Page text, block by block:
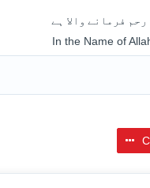
فرمانے والا ہے
In the Name of